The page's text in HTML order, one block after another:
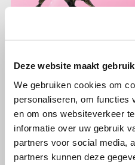
Deze website maakt
We gebruiken cookies om
personaliseren, om functies
en om ons websiteverkeer
informatie over uw gebruik
partners voor social media,
partners kunnen deze
10 april 2026
Wie moet de
2026 winnen?